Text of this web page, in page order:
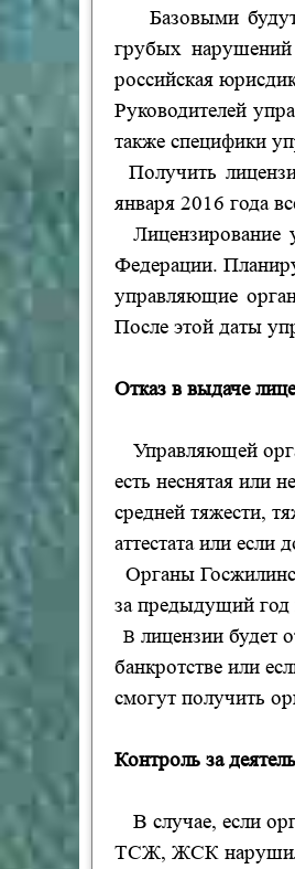
Базовыми
грубых нарушений
российская
Руководителей
также специфики
Получить
января 2016 года
Лицензирование
Федерации.
управляющие
После этой даты
Отказ в выдаче
Управляющей
есть неснятая или
средней тяжести,
аттестата или
Органы Госжил
за предыдущий год
В лицензии будет
банкротстве или
смогут получить
Контроль за
В случае, если
ТСЖ, ЖСК нарушила